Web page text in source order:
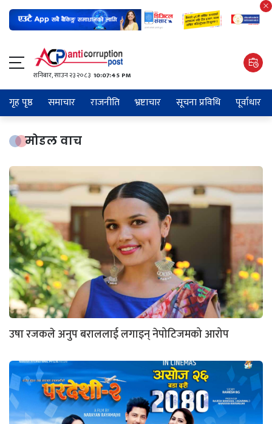
शनिबार, साउन २३ २०८३ 10:07:46 PM
गृह पृष्ठ समाचार राजनीति भ्रष्टाचार सूचना प्रविधि पूर्वाधार
मोडल वाच
उषा रजकले अनुप बराललाई लगाइन् नेपोटिजमको आरोप